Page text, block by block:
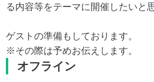
る内容等をテーマに開催したいと
ゲストの準備もしております。
※その際は予めお伝えします。
オフライン